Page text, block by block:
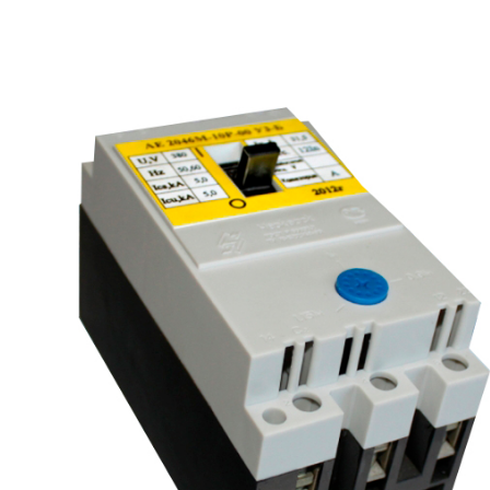
(Филиал
15.02.2022
Электро выиграла тендер на
поставку деревянных опор ЛЭП
складского оперативного
Татьяна (Branch of «Saren B.
V.» PLLC)
Выражаю благодарность
оперативную обработку нашего
Выставили коммерческое
хорошей цене в течение двух
малого сотня товарных